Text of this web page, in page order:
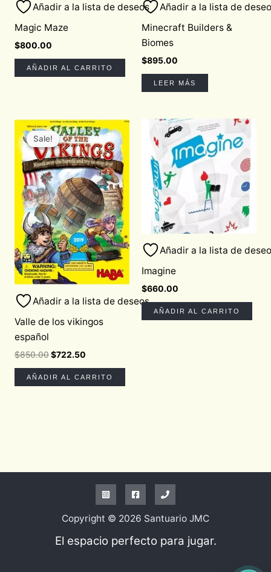
Añadir a la lista de deseos
Magic Maze
$800.00
AÑADIR AL CARRITO
Añadir a la lista de
Minecraft Builders &
Biomes
$895.00
LEER MÁS
Sale!
Sale!
Añadir a la lista de deseos
Valle de los vikingos
español
$850.00
Original
price
was:
$850.00.
$722.50
Current
price
is:
$722.50.
AÑADIR AL CARRITO
Añadir a la lista de
Imagine
$660.00
AÑADIR AL CARRITO
Copyright © 2026 Santuario JMC
El espacio perfecto para jugar.